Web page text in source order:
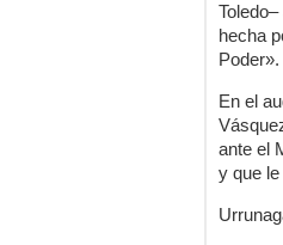
hecha
Poder».
En el
ante el
y que